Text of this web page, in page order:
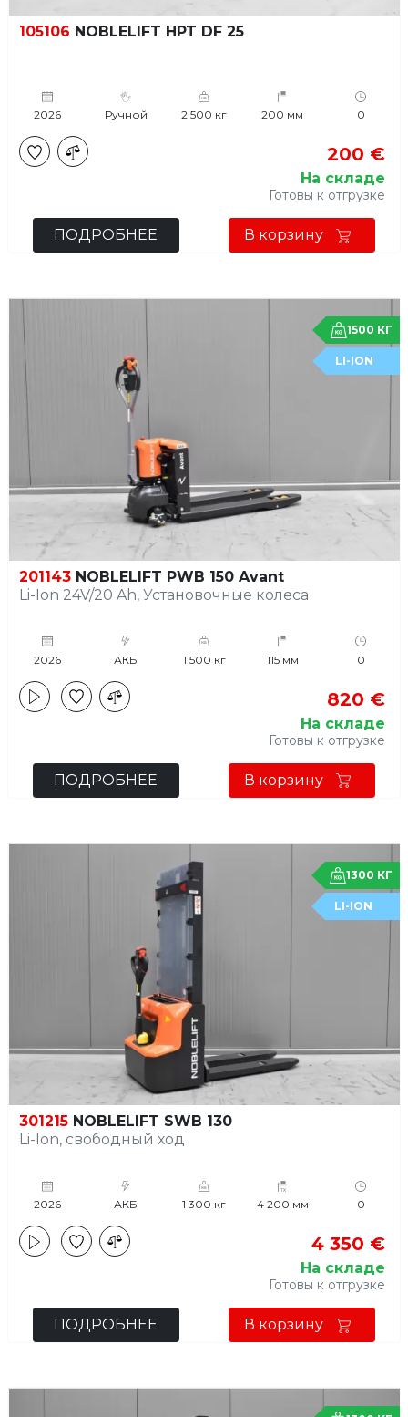
105106 NOBLELIFT HPT DF 25
2026 Ручной 2 500 кг 200 мм 0
200 €
На складе
Готовы к отгрузке
ПОДРОБНЕЕ В корзину
1500 КГ
LI-ION
201143 NOBLELIFT PWB 150 Avant
Li-Ion 24V/20 Ah, Установочные колеса
2026 АКБ 1 500 кг 115 мм 0
820 €
На складе
Готовы к отгрузке
ПОДРОБНЕЕ В корзину
1300 КГ
LI-ION
301215 NOBLELIFT SWB 130
Li-Ion, свободный ход
2026 АКБ 1 300 кг 4 200 мм 0
4 350 €
На складе
Готовы к отгрузке
ПОДРОБНЕЕ В корзину